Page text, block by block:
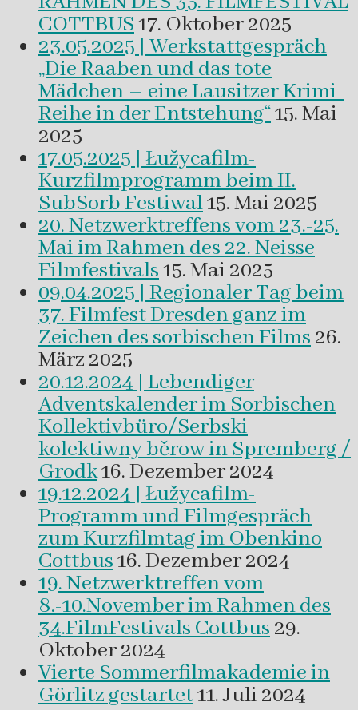
COTTBUS17. Oktober 2025
23.05.2025 | Werkstattgespräch
„Die Raaben und das tote
Mädchen – eine Lausitzer Krimi-
Reihe in der Entstehung“15. Mai
2025
17.05.2025 | Łužycafilm-
Kurzfilmprogramm beim II.
SubSorb Festiwal15. Mai 2025
20. Netzwerktreffens vom 23.-25.
Mai im Rahmen des 22. Neisse
Filmfestivals15. Mai 2025
09.04.2025 | Regionaler Tag beim
37. Filmfest Dresden ganz im
Zeichen des sorbischen Films26.
März 2025
20.12.2024 | Lebendiger
Adventskalender im Sorbischen
Kollektivbüro/Serbski
kolektiwny běrow in Spremberg /
Grodk16. Dezember 2024
19.12.2024 | Łužycafilm-
Programm und Filmgespräch
zum Kurzfilmtag im Obenkino
Cottbus16. Dezember 2024
19. Netzwerktreffen vom
8.-10.November im Rahmen des
34.FilmFestivals Cottbus29.
Oktober 2024
Vierte Sommerfilmakademie in
Görlitz gestartet11. Juli 2024